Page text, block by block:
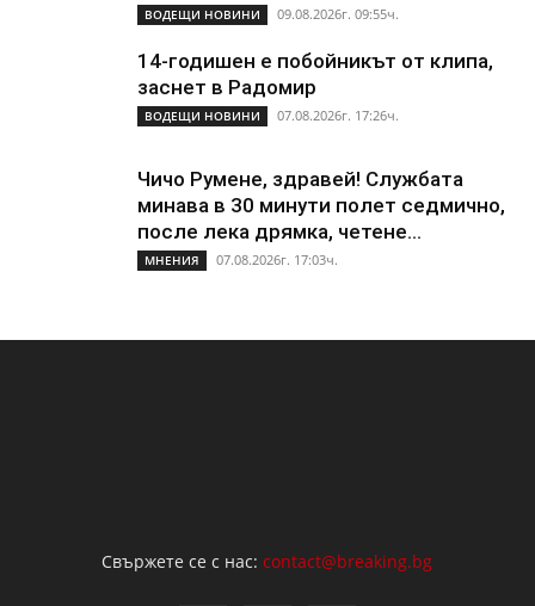
ВОДЕЩИ НОВИНИ 09.08.2026г. 09:55ч.
14-годишен е побойникът от клипа,
заснет в Радомир
ВОДЕЩИ НОВИНИ 07.08.2026г. 17:26ч.
Чичо Румене, здравей! Службата
минава в 30 минути полет седмично,
после лека дрямка, четене...
МНЕНИЯ 07.08.2026г. 17:03ч.
Свържете се с нас:contact@breaking.bg